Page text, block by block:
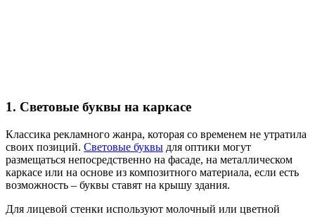
1. Световые буквы на каркасе
Классика рекламного жанра, которая со временем не утратила
своих позиций. Световые буквы для оптики могут
размещаться непосредственно на фасаде, на металлическом
каркасе или на основе из композитного материала, если есть
возможность – буквы ставят на крышу здания.
Для лицевой стенки используют молочный или цветной